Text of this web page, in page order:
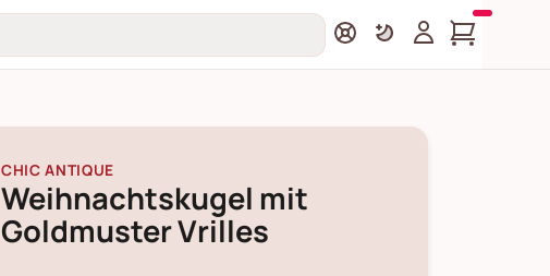
CHIC ANTIQUE
Weihnachtskugel mit
Goldmuster Vrilles